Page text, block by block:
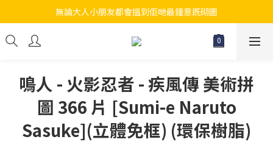
江帆天楊砌圖
無論大人小朋友都會搵到佢哋最鐘意既砌圖
江帆天楊砌圖
鳴人 - 火影忍者 - 疾風傳 美術拼
圖 366 片 [Sumi-e Naruto
Sasuke](立體免框) (環保樹脂)